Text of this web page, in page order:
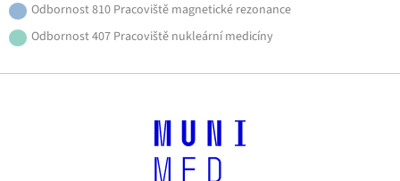
Odbornost 810 Pracoviště magnetické rezonance
Odbornost 407 Pracoviště nukleární medicíny